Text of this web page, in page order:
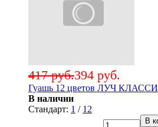
394 руб.
417 руб.
Гуашь 12 цветов ЛУЧ
В наличии
Стандарт: 1 / 12
В